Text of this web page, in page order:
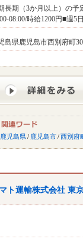
長期（3か月以上）の
08:00/時給1200円■週
島県鹿児島市西別府町
鹿児島県/ 鹿児島市/西別府
ト運輸株式会社 東